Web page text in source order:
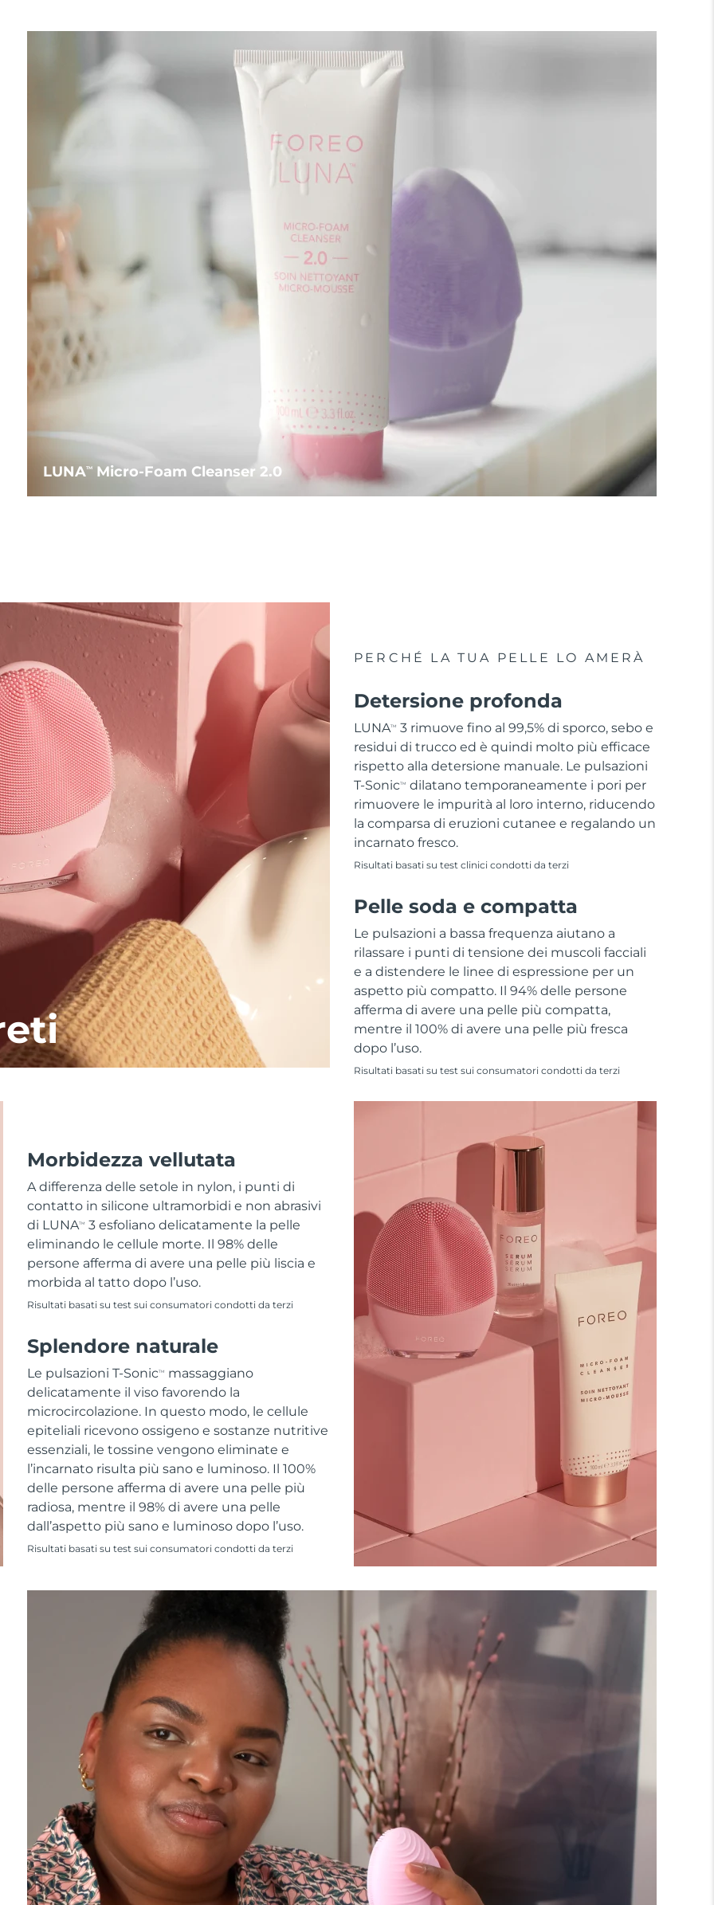
LUNATMMicro-Foam Cleanser 2.0
PERCHÉ LA TUA PELLE LO AMERÀ
Detersione profonda
LUNATM
3 rimuove fino al 99,5% di sporco, sebo e
residui di trucco ed è quindi molto più efficace
rispetto alla detersione manuale. Le pulsazioni
T-SonicTM
dilatano temporaneamente i pori per
rimuovere le impurità al loro interno, riducendo
la comparsa di eruzioni cutanee e regalando un
incarnato fresco.
Risultati basati su test clinici condotti da terzi
Pelle soda e compatta
Le pulsazioni a bassa frequenza aiutano a
rilassare i punti di tensione dei muscoli facciali
e a distendere le linee di espressione per un
aspetto più compatto. Il 94% delle persone
afferma di avere una pelle più compatta,
mentre il 100% di avere una pelle più fresca
dopo l’uso.
Risultati basati su test sui consumatori condotti da terzi
Morbidezza vellutata
A differenza delle setole in nylon, i punti di
contatto in silicone ultramorbidi e non abrasivi
di LUNATM
3 esfoliano delicatamente la pelle
eliminando le cellule morte. Il 98% delle
persone afferma di avere una pelle più liscia e
morbida al tatto dopo l’uso.
Risultati basati su test sui consumatori condotti da terzi
Splendore naturale
Le pulsazioni T-SonicTM
massaggiano
delicatamente il viso favorendo la
microcircolazione. In questo modo, le cellule
epiteliali ricevono ossigeno e sostanze nutritive
essenziali, le tossine vengono eliminate e
l’incarnato risulta più sano e luminoso. Il 100%
delle persone afferma di avere una pelle più
radiosa, mentre il 98% di avere una pelle
dall’aspetto più sano e luminoso dopo l’uso.
Risultati basati su test sui consumatori condotti da terzi